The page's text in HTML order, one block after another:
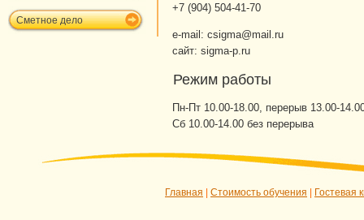
Сметное дело
+7 (904) 504-41-70
e-mail: csigma@mail.ru
сайт: sigma-p.ru
Режим работы
Пн-Пт 10.00-18.00, перерыв 13.00-
Сб 10.00-14.00 без перерыва
Главная Стоимость обучения Гостевая